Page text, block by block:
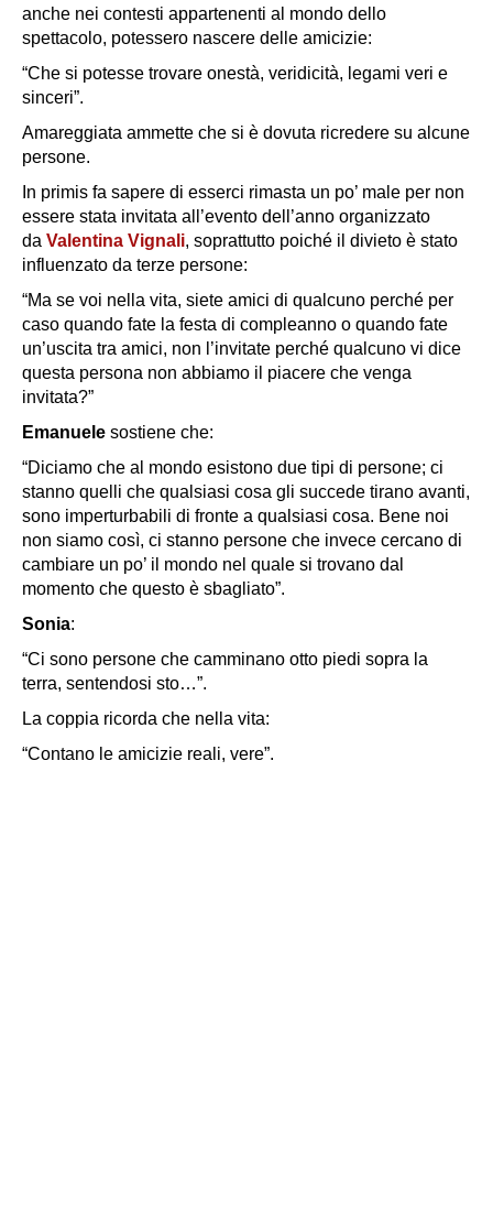
anche nei contesti appartenenti al mondo dello
spettacolo, potessero nascere delle amicizie:
“Che si potesse trovare onestà, veridicità, legami veri e
sinceri”.
Amareggiata ammette che si è dovuta ricredere su alcune
persone.
In primis fa sapere di esserci rimasta un po’ male per non
essere stata invitata all’evento dell’anno organizzato
da Valentina Vignali, soprattutto poiché il divieto è stato
influenzato da terze persone:
“Ma se voi nella vita, siete amici di qualcuno perché per
caso quando fate la festa di compleanno o quando fate
un’uscita tra amici, non l’invitate perché qualcuno vi dice
questa persona non abbiamo il piacere che venga
invitata?”
Emanuele sostiene che:
“Diciamo che al mondo esistono due tipi di persone; ci
stanno quelli che qualsiasi cosa gli succede tirano avanti,
sono imperturbabili di fronte a qualsiasi cosa. Bene noi
non siamo così, ci stanno persone che invece cercano di
cambiare un po’ il mondo nel quale si trovano dal
momento che questo è sbagliato”.
Sonia:
“Ci sono persone che camminano otto piedi sopra la
terra, sentendosi sto…”.
La coppia ricorda che nella vita:
“Contano le amicizie reali, vere”.